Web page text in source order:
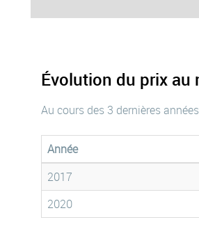
Évolution du prix au
Au cours des 3 dernières
Année
2017
2020